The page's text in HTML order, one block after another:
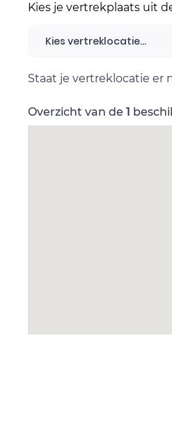
Kies je vertrekplaats uit
Kies vertreklocatie...
Staat je vertreklocatie er
Overzicht van de 1